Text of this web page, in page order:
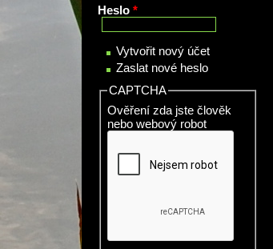
Heslo *
Vytvořit nový účet
Zaslat nové heslo
CAPTCHA
Ověření zda jste člověk
nebo webový robot